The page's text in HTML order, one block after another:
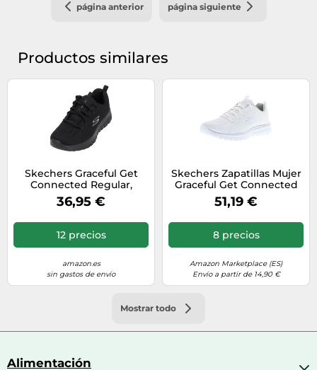
página anterior página siguiente
Productos similares
Skechers Graceful Get
Connected Regular,
Zapatillas Mujer, Black
Mesh Trim, 41 EU
36,95 €
12 precios
amazon.es
sin gastos de envío
Skechers Zapatillas Mujer
Graceful Get Connected
Regular Blanco Plata 41
EU
51,19 €
8 precios
Amazon Marketplace (ES)
Envío a partir de 14,90 €
Mostrar todo
Alimentación